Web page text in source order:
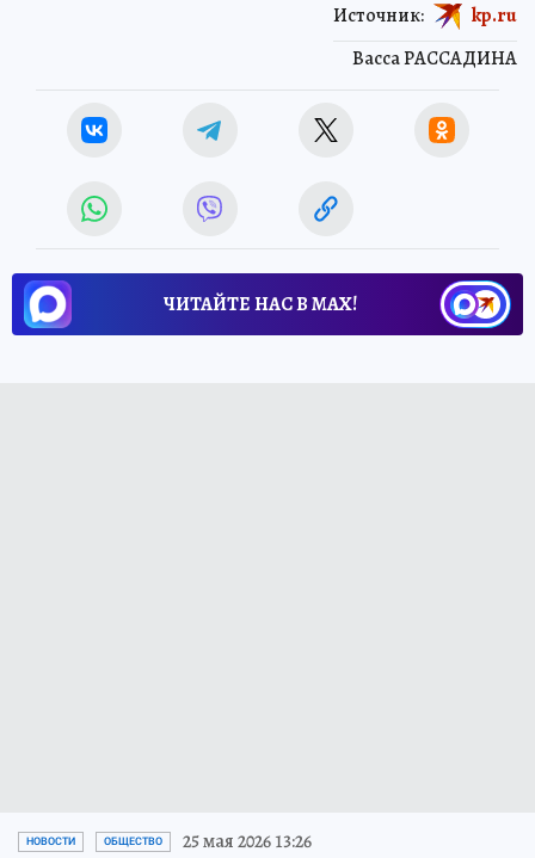
Васса РАССАДИНА
Источник: kp.ru
ЧИТАЙТЕ НАС В МАХ!
НОВОСТИ ОБЩЕСТВО 25 мая 2026 13:26